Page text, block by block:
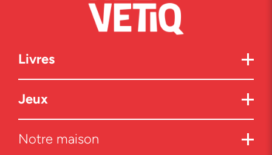
Livres
Jeux
Notre maison